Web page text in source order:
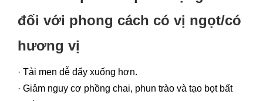
đối với phong cách có vị ngọt/có
hương vị
· Tải men dễ đẩy xuống hơn.
· Giảm nguy cơ phồng chai, phun trào và tạo bọt bất